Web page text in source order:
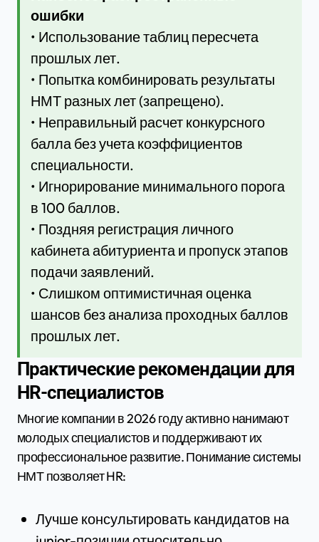
ошибки
• Использование таблиц пересчета
прошлых лет.
• Попытка комбинировать результаты
НМТ разных лет (запрещено).
• Неправильный расчет конкурсного
балла без учета коэффициентов
специальности.
• Игнорирование минимального порога
в 100 баллов.
• Поздняя регистрация личного
кабинета абитуриента и пропуск этапов
подачи заявлений.
• Слишком оптимистичная оценка
шансов без анализа проходных баллов
прошлых лет.
Практические рекомендации для
HR-специалистов
Многие компании в 2026 году активно нанимают
молодых специалистов и поддерживают их
профессиональное развитие. Понимание системы
НМТ позволяет HR:
Лучше консультировать кандидатов на